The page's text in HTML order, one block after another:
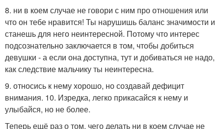
8. ни в коем случае не говори с ним про отношения или
что он тебе нравится! Ты нарушишь баланс значимости и
станешь для него неинтересной. Потому что интерес
подсознательно заключается в том, чтобы добиться
девушки - а если она доступна, тут и добиваться не надо,
как следствие мальчику ты неинтересна.
9. относись к нему хорошо, но создавай дефицит
внимания. 10. Изредка, легко прикасайся к нему и
улыбайся, но не более.
Теперь ещё раз о том, чего делать ни в коем случае не